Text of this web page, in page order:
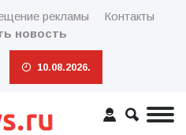
рекламы
Контакты
новость
10.08.2026.